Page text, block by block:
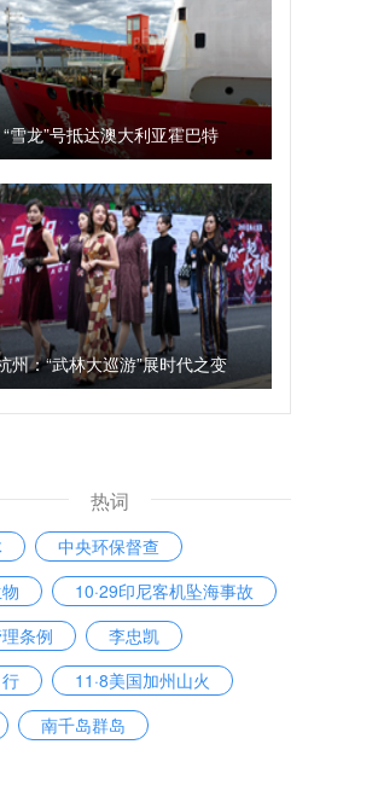
“雪龙”号抵达澳大利亚霍巴特
州：“武林大巡游”展时代之变
热词
中央环保督查
10·29印尼客机坠海事故
条例
李忠凯
11·8美国加州山火
南千岛群岛